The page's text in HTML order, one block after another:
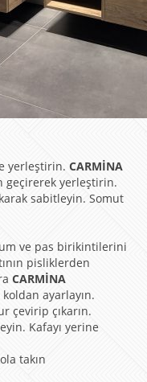
yerleştirin. CARMİNA
geçirerek yerleştirin.
sabitleyin. Somut
ve pas birikintilerini
pisliklerden
CARMİNA
ayarlayın.
çevirip çıkarın.
Kafayı yerine
takın